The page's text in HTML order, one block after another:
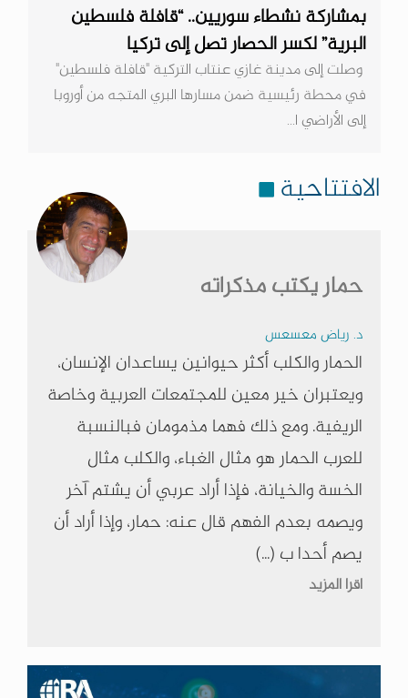
بمشاركة نشطاء سوريين.. “قافلة فلسطين
البرية” لكسر الحصار تصل إلى تركيا
وصلت إلى مدينة غازي عنتاب التركية "قافلة فلسطين"
في محطة رئيسية ضمن مسارها البري المتجه من أوروبا
إلى الأراضي ا...
الافتتاحية
حمار يكتب مذكراته
د. رياض معسعس
الحمار والكلب أكثر حيوانين يساعدان الإنسان،
ويعتبران خير معين للمجتمعات العربية وخاصة
الريفية. ومع ذلك فهما مذمومان فبالنسبة
للعرب الحمار هو مثال الغباء، والكلب مثال
الخسة والخيانة، فإذا أراد عربي أن يشتم آخر
ويصمه بعدم الفهم قال عنه: حمار، وإذا أراد أن
يصم أحدا ب (...)
اقرا المزيد